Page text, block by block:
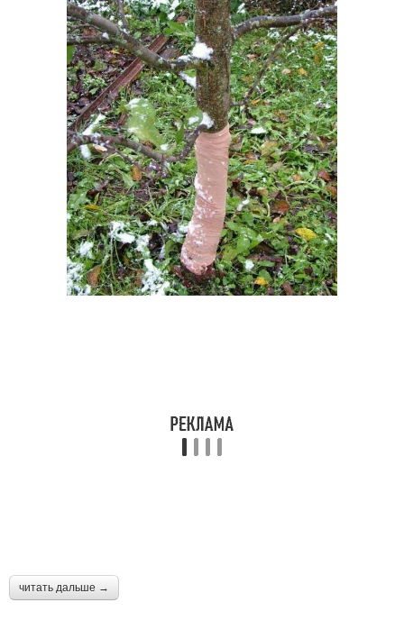
читать дальше →